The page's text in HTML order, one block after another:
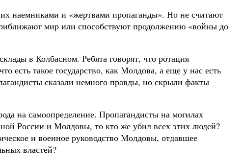
наемниками и «жертвами пропаганды». Но не считают
мир или способствуют продолжению «войны до
в Колбасном. Ребята говорят, что ротация
есть такое государство, как Молдова, а еще у нас есть
сказали немного правды, но скрыли факты –
на самоопределение. Пропагандисты на могилах
России и Молдовы, то кто же убил всех этих людей?
и военное руководство Молдовы, отдавшее
властей?